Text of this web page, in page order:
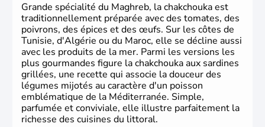
Grande spécialité du Maghreb, la chakchouka est
traditionnellement préparée avec des tomates, des
poivrons, des épices et des œufs. Sur les côtes de
Tunisie, d'Algérie ou du Maroc, elle se décline aussi
avec les produits de la mer. Parmi les versions les
plus gourmandes figure la chakchouka aux sardines
grillées, une recette qui associe la douceur des
légumes mijotés au caractère d'un poisson
emblématique de la Méditerranée. Simple,
parfumée et conviviale, elle illustre parfaitement la
richesse des cuisines du littoral.